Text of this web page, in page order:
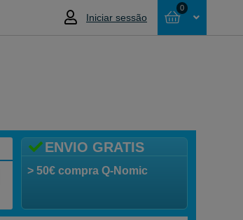
Iniciar sessão
0
ENVIO GRATIS
> 50€ compra Q-Nomic